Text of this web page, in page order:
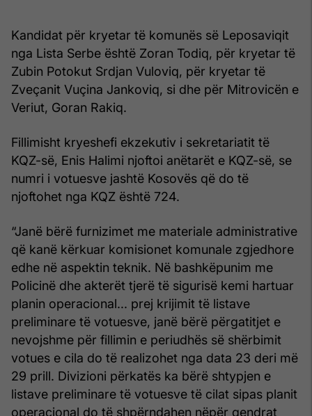
Kandidat për kryetar të komunës së Leposaviqit
nga Lista Serbe është Zoran Todiq, për kryetar të
Zubin Potokut Srdjan Vuloviq, për kryetar të
Zveçanit Vuçina Jankoviq, si dhe për Mitrovicën e
Veriut, Goran Rakiq.
Fillimisht kryeshefi ekzekutiv i sekretariatit të
KQZ-së, Enis Halimi njoftoi anëtarët e KQZ-së, se
numri i votuesve jashtë Kosovës që do të
njoftohet nga KQZ është 724.
“Janë bërë furnizimet me materiale administrative
që kanë kërkuar komisionet komunale zgjedhore
edhe në aspektin teknik. Në bashkëpunim me
Policinë dhe akterët tjerë të sigurisë kemi hartuar
planin operacional... prej krijimit të listave
preliminare të votuesve, janë bërë përgatitjet e
nevojshme për fillimin e periudhës së shërbimit
votues e cila do të realizohet nga data 23 deri më
29 prill. Divizioni përkatës ka bërë shtypjen e
listave preliminare të votuesve të cilat sipas planit
operacional do të shpërndahen nëpër qendrat